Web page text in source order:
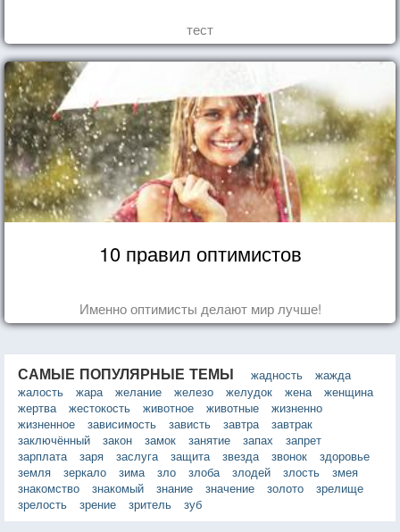
тест
10 правил оптимистов
Именно оптимисты делают мир лучше!
САМЫЕ ПОПУЛЯРНЫЕ ТЕМЫ жадность
жажда
жалость
жара желание железо желудок жена
женщина
жертва
жестокость животное животные
жизненно
жизненное
зависимость зависть завтра
завтрак
заключённый
закон замок занятие запах
запрет
зарплата
заря заслуга защита звезда звонок
здоровье
земля
зеркало зима зло злоба злодей злость
змея
знакомство
знакомый знание значение золото
зрелище
зрелость
зрение зритель зуб